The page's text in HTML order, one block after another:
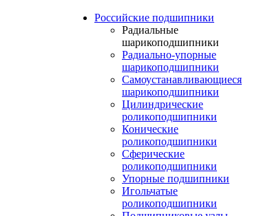
Российские подшипники
Радиальные
шарикоподшипники
Радиально-упорные
шарикоподшипники
Самоустанавливающиеся
шарикоподшипники
Цилиндрические
роликоподшипники
Конические
роликоподшипники
Сферические
роликоподшипники
Упорные подшипники
Игольчатые
роликоподшипники